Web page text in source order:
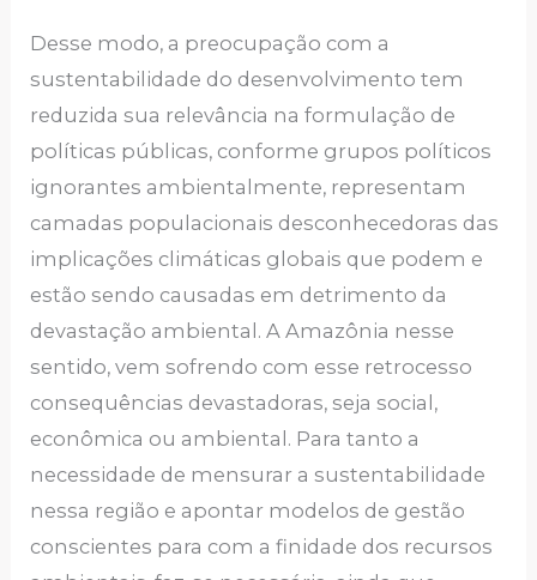
Desse modo, a preocupação com a
sustentabilidade do desenvolvimento tem
reduzida sua relevância na formulação de
políticas públicas, conforme grupos políticos
ignorantes ambientalmente, representam
camadas populacionais desconhecedoras das
implicações climáticas globais que podem e
estão sendo causadas em detrimento da
devastação ambiental. A Amazônia nesse
sentido, vem sofrendo com esse retrocesso
consequências devastadoras, seja social,
econômica ou ambiental. Para tanto a
necessidade de mensurar a sustentabilidade
nessa região e apontar modelos de gestão
conscientes para com a finidade dos recursos